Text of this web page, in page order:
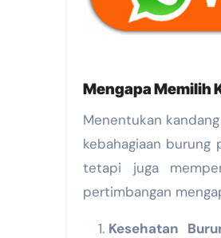
Mengapa Memilih
Menentukan
kebahagiaan burung
tetapi juga
pertimbangan
Kesehatan